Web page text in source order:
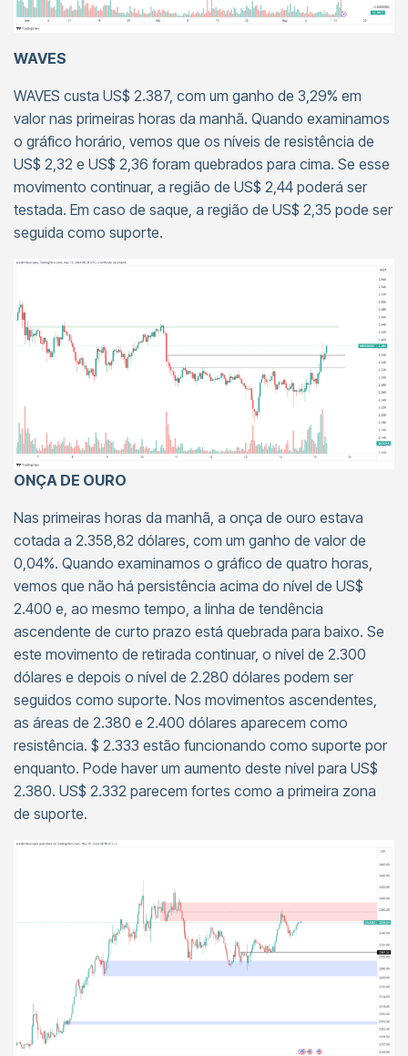
WAVES
WAVES custa US$ 2.387, com um ganho de 3,29% em
valor nas primeiras horas da manhã. Quando examinamos
o gráfico horário, vemos que os níveis de resistência de
US$ 2,32 e US$ 2,36 foram quebrados para cima. Se esse
movimento continuar, a região de US$ 2,44 poderá ser
testada. Em caso de saque, a região de US$ 2,35 pode ser
seguida como suporte.
ONÇA DE OURO
Nas primeiras horas da manhã, a onça de ouro estava
cotada a 2.358,82 dólares, com um ganho de valor de
0,04%. Quando examinamos o gráfico de quatro horas,
vemos que não há persistência acima do nível de US$
2.400 e, ao mesmo tempo, a linha de tendência
ascendente de curto prazo está quebrada para baixo. Se
este movimento de retirada continuar, o nível de 2.300
dólares e depois o nível de 2.280 dólares podem ser
seguidos como suporte. Nos movimentos ascendentes,
as áreas de 2.380 e 2.400 dólares aparecem como
resistência. $ 2.333 estão funcionando como suporte por
enquanto. Pode haver um aumento deste nível para US$
2.380. US$ 2.332 parecem fortes como a primeira zona
de suporte.